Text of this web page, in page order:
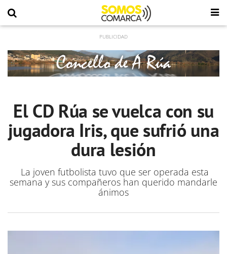
El CD Rúa se vuelca con su
jugadora Iris, que sufrió una
dura lesión
La joven futbolista tuvo que ser operada esta
semana y sus compañeros han querido mandarle
ánimos